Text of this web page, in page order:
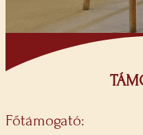
Főtámogató: